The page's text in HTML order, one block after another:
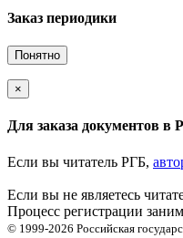
Заказ периодики
Понятно
×
Для заказа документов в
Если вы читатель РГБ,
Если вы не являетесь
Процесс регистрации
© 1999-2026 Российская